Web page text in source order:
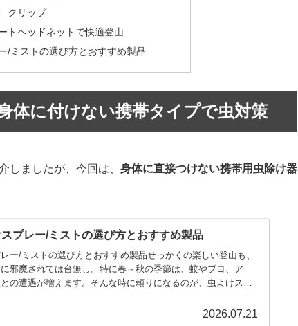
クリップ
トヘッドネットで快適登山
/ミストの選び方とおすすめ製品
体に付けない携帯タイプで虫対策
しましたが、今回は、 身体に直接つけない携帯用虫除け器
プレー/ミストの選び方とおすすめ製品
ー/ミストの選び方とおすすめ製品せっかくの楽しい登山も、
邪魔されては台無し。特に春～秋の季節は、蚊やブヨ、ア
の遭遇が増えます。そんな時に頼りになるのが、虫よけスプ
2026.07.21